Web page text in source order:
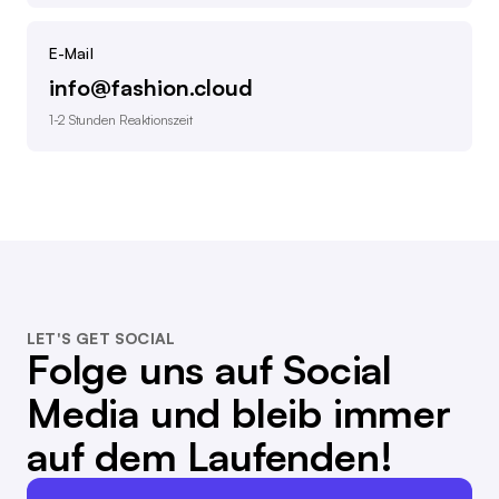
E-Mail
info@fashion.cloud
1-2 Stunden Reaktionszeit
LET'S GET SOCIAL
Folge uns auf Social
Media und bleib immer
auf dem Laufenden!